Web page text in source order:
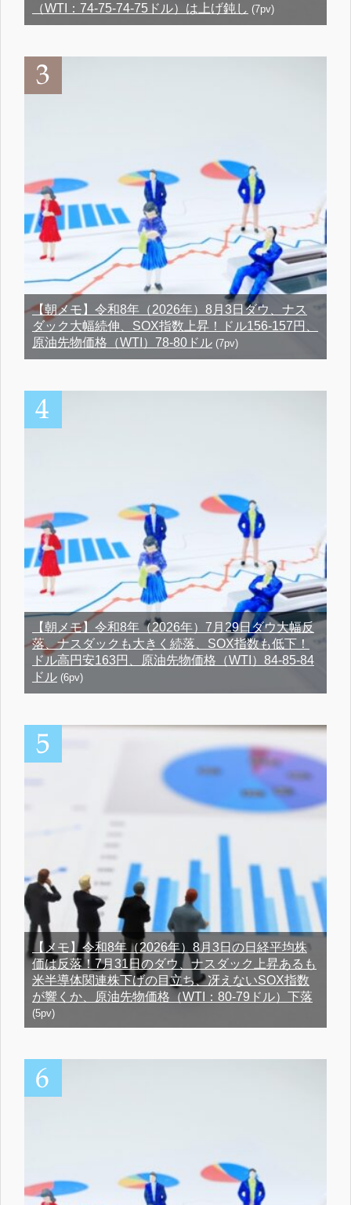
（WTI：74-75-74-75ドル）は上げ鈍し (7pv)
【朝メモ】令和8年（2026年）8月3日ダウ、ナス
ダック大幅続伸、SOX指数上昇！ドル156-157円、
原油先物価格（WTI）78-80ドル (7pv)
【朝メモ】令和8年（2026年）7月29日ダウ大幅反
落、ナスダックも大きく続落、SOX指数も低下！
ドル高円安163円、原油先物価格（WTI）84-85-84
ドル (6pv)
【メモ】令和8年（2026年）8月3日の日経平均株
価は反落！7月31日のダウ、ナスダック上昇あるも
米半導体関連株下げの目立ち、冴えないSOX指数
が響くか、原油先物価格（WTI：80-79ドル）下落
(5pv)